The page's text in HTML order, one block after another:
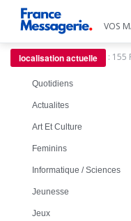
VOS
localisation actuelle : 155
Quotidiens
Actualites
Art Et Culture
Feminins
Informatique / Sciences
Jeunesse
Jeux